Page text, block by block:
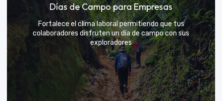
Un respiro campestre diseñado para el descanso y la
diversión de todos
VER MÁS
Días de Campo para Empresas
Fortalece el clima laboral permitiendo que tus
colaboradores disfruten un día de campo con sus
exploradores